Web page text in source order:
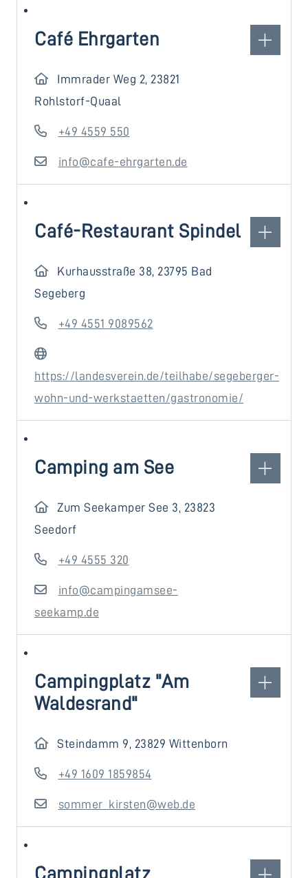
Café Ehrgarten
Immrader Weg 2, 23821
Rohlstorf-Quaal
+49 4559 550
info@cafe-ehrgarten.de
Café-Restaurant Spindel
Kurhausstraße 38, 23795 Bad
Segeberg
+49 4551 9089562
https://landesverein.de/teilhabe/segeberger-
wohn-und-werkstaetten/gastronomie/
Camping am See
Zum Seekamper See 3, 23823
Seedorf
+49 4555 320
info@campingamsee-
seekamp.de
Campingplatz "Am
Waldesrand"
Steindamm 9, 23829 Wittenborn
+49 1609 1859854
sommer_kirsten@web.de
Campingplatz